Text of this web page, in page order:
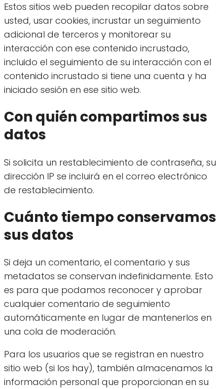
Estos sitios web pueden recopilar datos sobre
usted, usar cookies, incrustar un seguimiento
adicional de terceros y monitorear su
interacción con ese contenido incrustado,
incluido el seguimiento de su interacción con el
contenido incrustado si tiene una cuenta y ha
iniciado sesión en ese sitio web.
Con quién compartimos sus
datos
Si solicita un restablecimiento de contraseña, su
dirección IP se incluirá en el correo electrónico
de restablecimiento.
Cuánto tiempo conservamos
sus datos
Si deja un comentario, el comentario y sus
metadatos se conservan indefinidamente. Esto
es para que podamos reconocer y aprobar
cualquier comentario de seguimiento
automáticamente en lugar de mantenerlos en
una cola de moderación.
Para los usuarios que se registran en nuestro
sitio web (si los hay), también almacenamos la
información personal que proporcionan en su